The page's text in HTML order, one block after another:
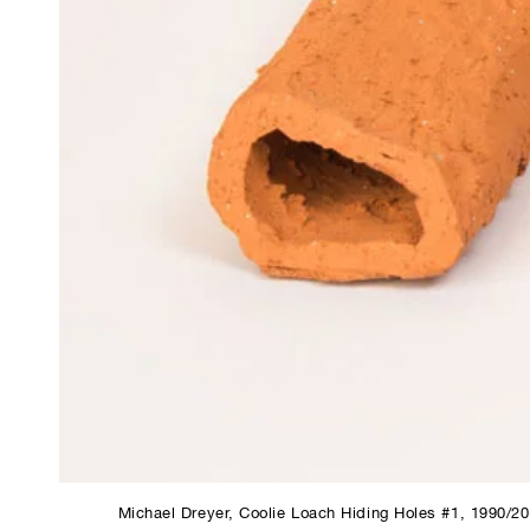
Michael Dreyer, Coolie Loach Hiding Holes #1, 1990/